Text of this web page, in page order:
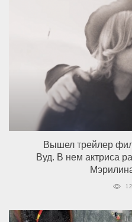
Вышел трейлер
Вуд. В нем актриса